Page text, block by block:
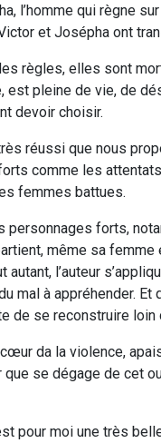
l’homme qui règne
et Josépha ont
règles, elles sont
est pleine de vie, de
devoir choisir.
réussi que nous
comme les
femmes battues.
personnages forts,
même sa femme
autant, l’auteur
mal à appréhender.
de se reconstruire
da la violence,
que se dégage de cet
pour moi une très